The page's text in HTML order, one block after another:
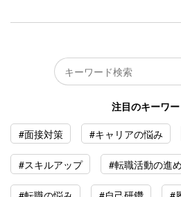
注目のキーワー
#面接対策
#キャリアの悩み
#スキルアップ #転職活動の進